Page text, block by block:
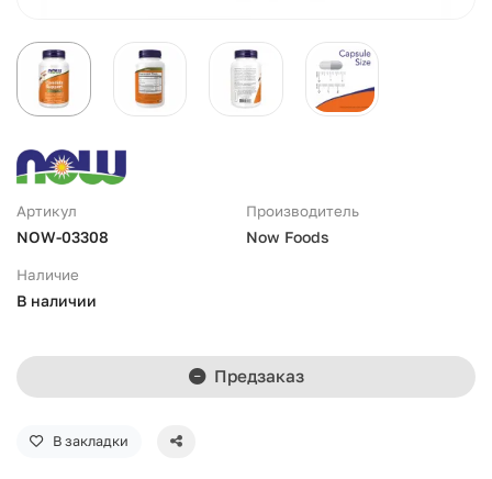
Артикул
NOW-03308
Производитель
Now Foods
Наличие
В наличии
Предзаказ
В закладки